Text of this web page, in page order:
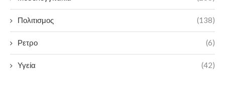
Πολιτισμος (138)
Ρετρο (6)
Υγεία (42)